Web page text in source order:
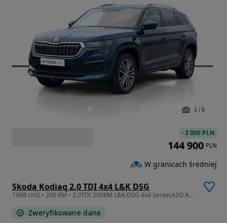
1 / 6
Skoda Kodiaq 2.0 TDI 4x4 L&K DSG
1968 cm3 • 200 KM • 2.0TDI 200KM L&K DSG 4x4 SerwisASO Acc Matrix Kessy Hak Panorama FV23
Zweryfikowane dane
-3 000 PLN
144 900 PLN
W granicach średniej